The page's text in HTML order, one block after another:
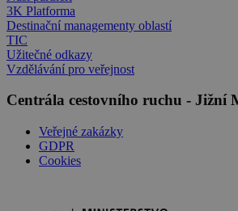
3K Platforma
Destinační managementy oblastí
TIC
Užitečné odkazy
Vzdělávání pro veřejnost
Centrála cestovního ruchu - Jižní
Veřejné zakázky
GDPR
Cookies